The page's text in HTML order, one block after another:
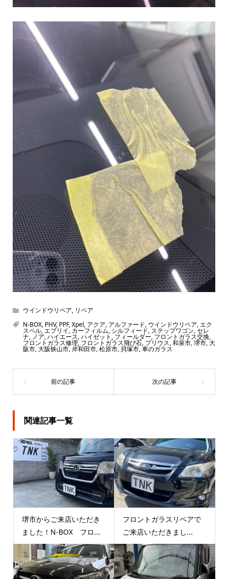
ウインドウリペア, リペア
N-BOX, PHV, PPF,Xpel, アクア, アルファード, ウインドウリペア,エク
スペル,エブリイ, カーフィルム, シルフィード,ステップワゴン,セレ
ナ, ノア,ハイエース,ハイゼット , フィールダー, フロントガラス交換,
フロントガラス修理, フロントガラス飛び石, プリウス,和泉市,堺市,大
阪市,大阪狭山市, 岸和田市,松原市, 貝塚市,車のガラス
関連記事一覧
堺市からご来店いただき
ました！N-BOX フロ...
フロントガラスリペアで
ご来店いただきまし...